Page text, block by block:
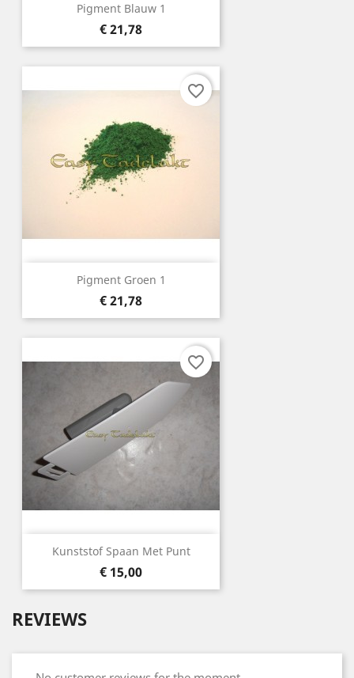
Pigment Blauw 1
Prijs
€ 21,78
Pigment Groen 1
Prijs
€ 21,78
favorite_border
Kunststof Spaan Met Punt
Prijs
€ 15,00
favorite_border
REVIEWS